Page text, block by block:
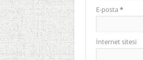
E-posta *
İnternet sitesi